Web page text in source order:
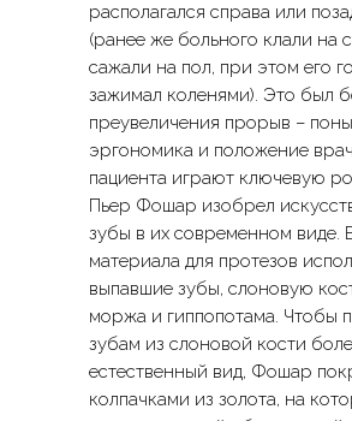
располагался справа или
(ранее же больного клали на
сажали на пол, при этом его
зажимал коленями). Это был
преувеличения прорыв –
эргономика и положение
пациента играют ключевую
Пьер Фошар изобрел
зубы в их современном виде.
материала для протезов
выпавшие зубы, слоновую
моржа и гиппопотама. Чтобы
зубам из слоновой кости
естественный вид, Фошар
колпачками из золота, на